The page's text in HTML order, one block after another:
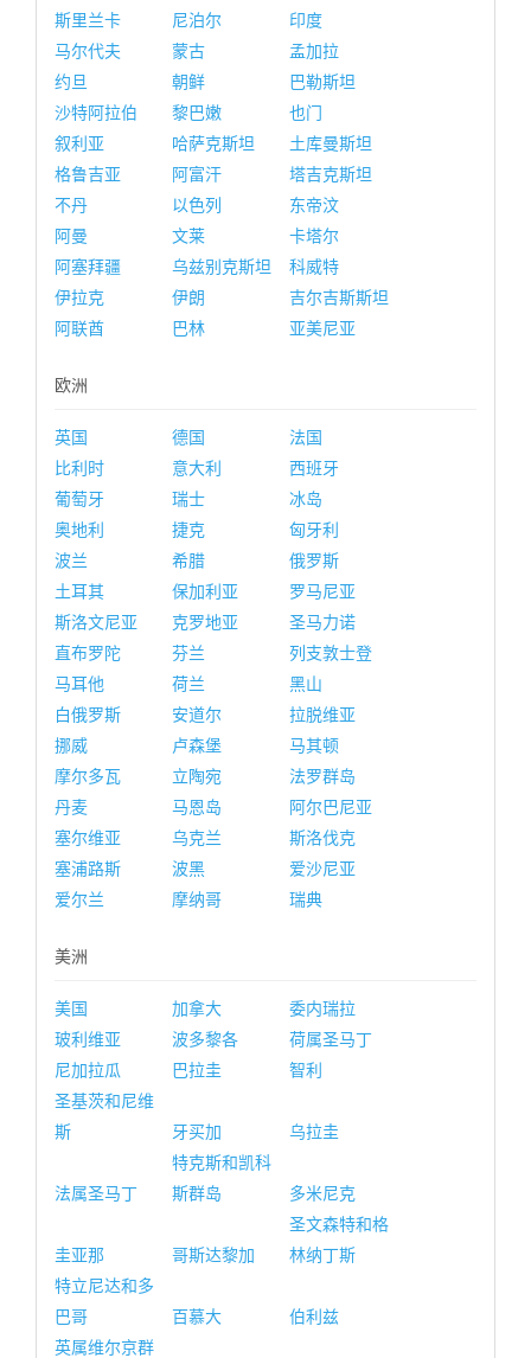
斯里兰卡
尼泊尔
印度
马尔代夫
蒙古
孟加拉
约旦
朝鲜
巴勒斯坦
沙特阿拉伯
黎巴嫩
也门
叙利亚
哈萨克斯坦
土库曼斯坦
格鲁吉亚
阿富汗
塔吉克斯坦
不丹
以色列
东帝汶
阿曼
文莱
卡塔尔
阿塞拜疆
乌兹别克斯坦
科威特
伊拉克
伊朗
吉尔吉斯斯坦
阿联酋
巴林 亚美尼亚
欧洲
英国 德国
法国
比利时
意大利
西班牙
葡萄牙
瑞士
冰岛
奥地利
捷克
匈牙利
波兰
希腊
俄罗斯
土耳其
保加利亚
罗马尼亚
斯洛文尼亚
克罗地亚
圣马力诺
直布罗陀
芬兰
列支敦士登
马耳他
荷兰
黑山
白俄罗斯
安道尔
拉脱维亚
挪威
卢森堡
马其顿
摩尔多瓦
立陶宛
法罗群岛
丹麦
马恩岛
阿尔巴尼亚
塞尔维亚
乌克兰
斯洛伐克
塞浦路斯
波黑
爱沙尼亚
爱尔兰
摩纳哥 瑞典
美洲
美国 加拿大
委内瑞拉
玻利维亚
波多黎各
荷属圣马丁
尼加拉瓜
巴拉圭
智利
圣基茨和尼维
斯
牙买加 乌拉圭
法属圣马丁
特克斯和凯科
斯群岛
多米尼克
圭亚那 哥斯达黎加
圣文森特和格
林纳丁斯
特立尼达和多
巴哥
百慕大
伯利兹
英属维尔京群